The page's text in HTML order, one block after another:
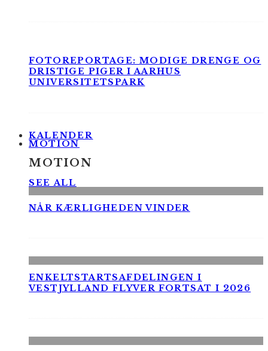
FOTOREPORTAGE: MODIGE DRENGE OG
DRISTIGE PIGER I AARHUS
UNIVERSITETSPARK
KALENDER
MOTION
MOTION
SEE ALL
NÅR KÆRLIGHEDEN VINDER
ENKELTSTARTSAFDELINGEN I
VESTJYLLAND FLYVER FORTSAT I 2026